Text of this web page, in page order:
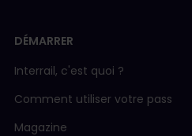
DÉMARRER
Interrail, c'est quoi ?
Comment utiliser votre pass
Magazine